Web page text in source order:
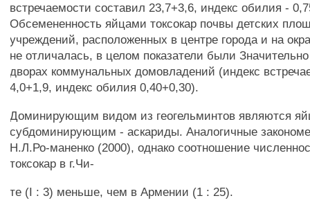
встречаемости составил 23,7+3,6, индекс обилия -
Обсемененность яйцами токсокар почвы детских
учреждений, расположенных в центре города и на
не отличалась, в целом показатели были
дворах коммунальных домовладений (индекс
4,0+1,9, индекс обилия 0,40+0,30).
Доминирующим видом из геогельминтов являются
субдоминирующим - аскариды. Аналогичные
Н.Л.Ро-маненко (2000), однако соотношение
токсокар в г.Чи-
те (I : 3) меньше, чем в Армении (1 : 25).